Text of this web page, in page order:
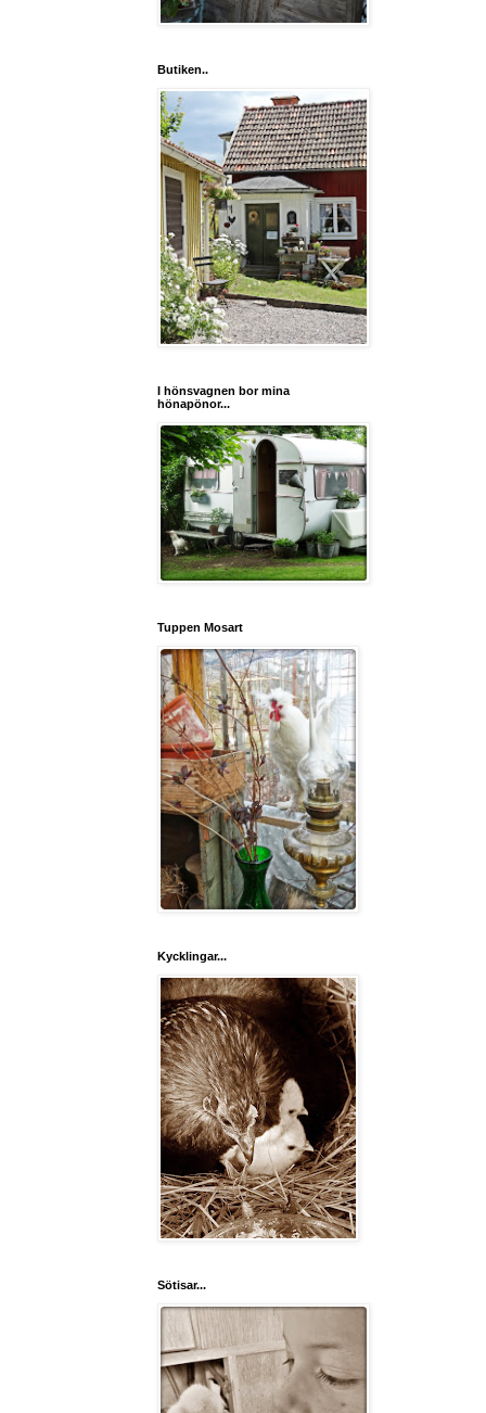
Butiken..
I hönsvagnen bor mina
hönapönor...
Tuppen Mosart
Kycklingar...
Sötisar...